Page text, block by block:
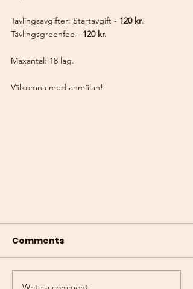
Tävlingsavgifter: Startavgift - 120 kr.
Tävlingsgreenfee - 120 kr.
Maxantal: 18 lag.
Välkomna med anmälan!
Comments